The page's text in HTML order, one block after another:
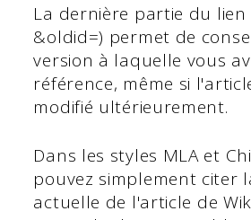
La dernière partie du
&oldid=) permet de
version à laquelle vous
référence, même si
modifié ultérieurement.
Dans les styles MLA et
pouvez simplement citer
actuelle de l'article de